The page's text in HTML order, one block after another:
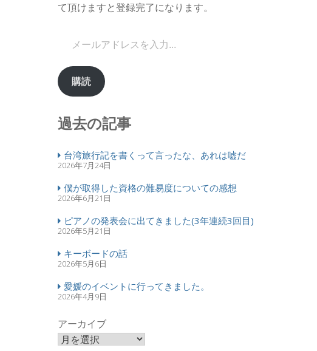
て頂けますと登録完了になります。
購読
過去の記事
台湾旅行記を書くって言ったな、あれは嘘だ
2026年7月24日
僕が取得した資格の難易度についての感想
2026年6月21日
ピアノの発表会に出てきました(3年連続3回目)
2026年5月21日
キーボードの話
2026年5月6日
愛媛のイベントに行ってきました。
2026年4月9日
アーカイブ